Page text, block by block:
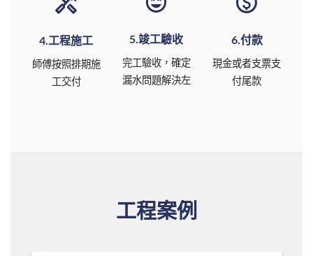
4.工程施工
師傅按照排期施
工交付
5.竣工驗收
完工驗收，確定
漏水問題解決左
6.付款
現金或者支票支
付尾款
工程案例